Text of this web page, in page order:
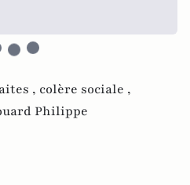
, colère sociale ,
Philippe